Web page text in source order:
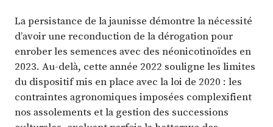
La persistance de la jaunisse démontre la nécessité
d’avoir une reconduction de la dérogation pour
enrober les semences avec des néonicotinoïdes en
2023. Au-delà, cette année 2022 souligne les limites
du dispositif mis en place avec la loi de 2020 : les
contraintes agronomiques imposées complexifient
nos assolements et la gestion des successions